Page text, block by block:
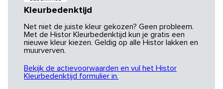
Kleurbedenktijd
Net niet de juiste kleur gekozen? Geen probleem.
Met de Histor Kleurbedenktijd kun je gratis een
nieuwe kleur kiezen. Geldig op alle Histor lakken en
muurverven.
Bekijk de actievoorwaarden en vul het Histor
Kleurbedenktijd formulier in.